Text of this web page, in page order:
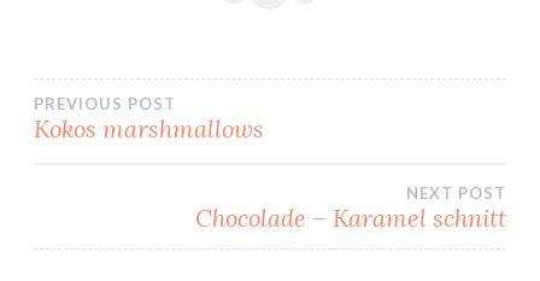
Bericht
PREVIOUS POST
Kokos marshmallows
NEXT POST
Chocolade – Karamel schnitt